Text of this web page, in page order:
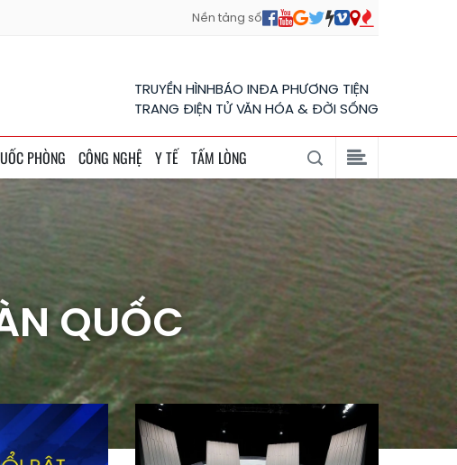
Nền tảng số
TRUYỀN HÌNHBÁO INĐA PHƯƠNG TIỆN
TRANG ĐIỆN TỬ VĂN HÓA & ĐỜI SỐNG
PHÒNG CÔNG NGHỆ Y TẾ TẤM LÒNG
QUỐC